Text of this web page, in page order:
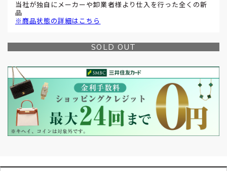
当社が独自にメーカーや卸業者様より仕入を行った全くの新
品
※商品状態の詳細はこちら
SOLD OUT